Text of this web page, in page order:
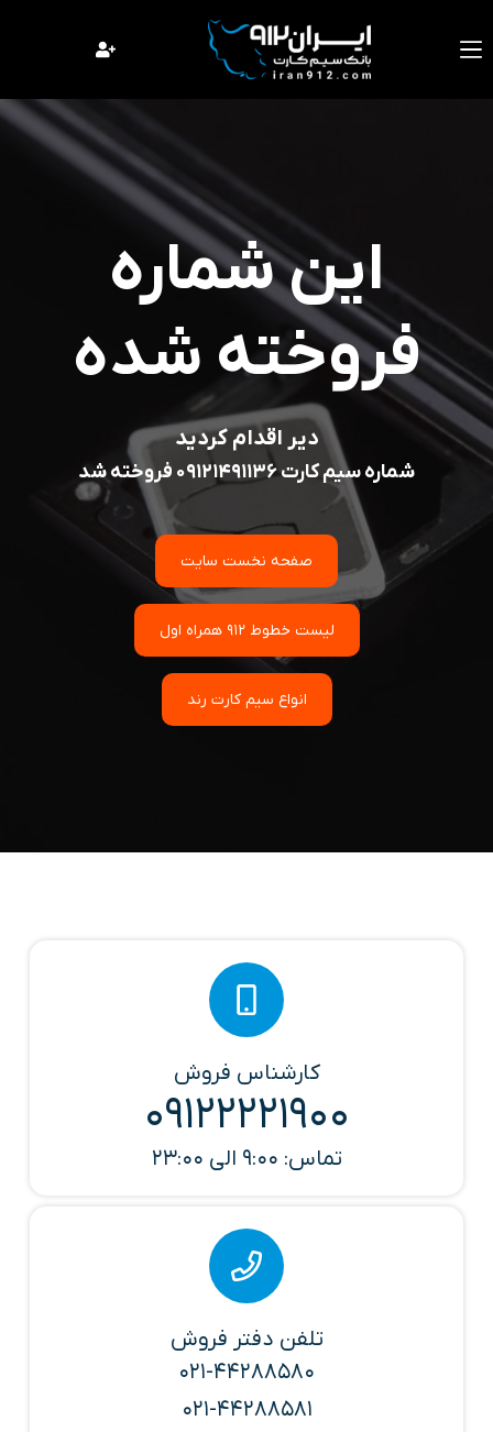
محتوا
این شماره
فروخته شده
دیر اقدام کردید
شماره سیم کارت 09121491136 فروخته شد
صفحه نخست سایت
لیست خطوط 912 همراه اول
انواع سیم کارت رند
کارشناس فروش
09122221900
تماس: 9:00 الی 23:00
تلفن دفتر فروش
021-44288580
021-44288581